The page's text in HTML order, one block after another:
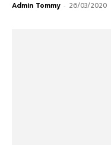
Admin Tommy - 26/03/2020